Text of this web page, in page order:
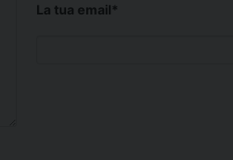
La tua email*